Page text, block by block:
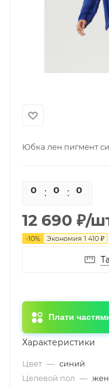
Юбка лен пигмент
0 0 0
12 690 ₽/
-10% Экономия 1 410 ₽
Плати
Характеристики
Цвет — синий
Целевой пол — жен